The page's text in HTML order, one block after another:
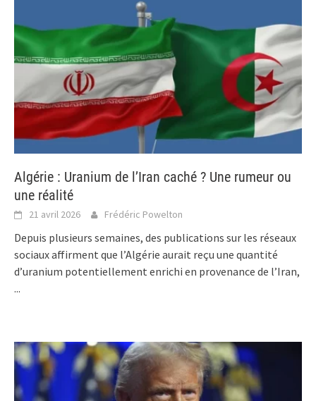
Algérie : Uranium de l’Iran caché ? Une rumeur ou
une réalité
21 avril 2026 Frédéric Powelton
Depuis plusieurs semaines, des publications sur les réseaux
sociaux affirment que l’Algérie aurait reçu une quantité
d’uranium potentiellement enrichi en provenance de l’Iran,
...